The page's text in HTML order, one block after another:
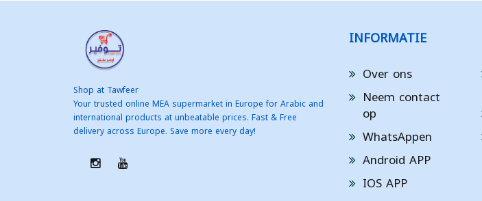
Shop at Tawfeer
Your trusted online MEA supermarket in Europe for Arabic and
international products at unbeatable prices. Fast & Free
delivery across Europe. Save more every day!
INFORMATIE
Over ons
Neem contact
op
WhatsAppen
Android APP
IOS APP